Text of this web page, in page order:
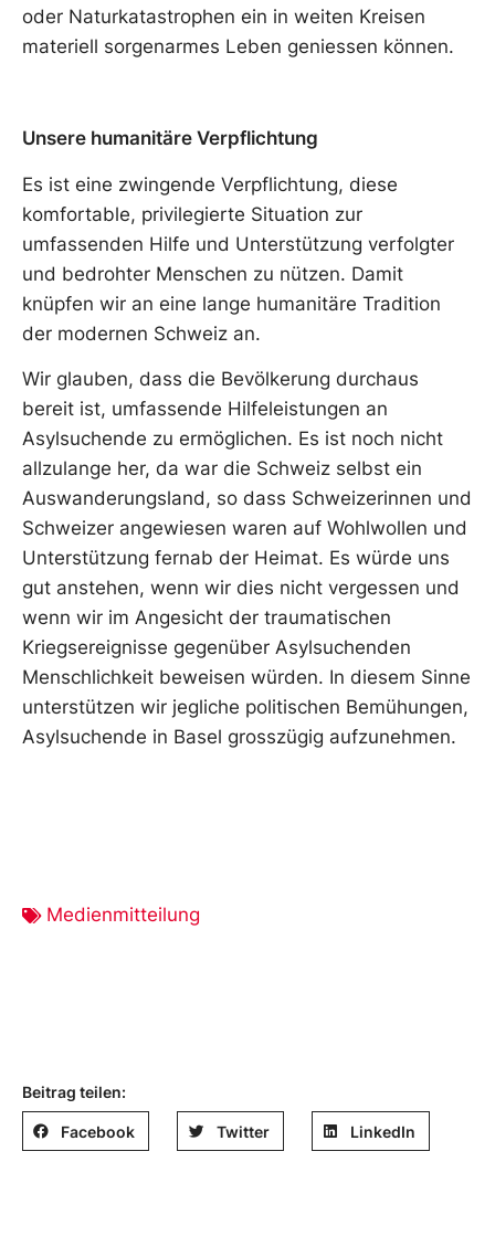
oder Naturkatastrophen ein in weiten Kreisen
materiell sorgenarmes Leben geniessen können.
Unsere humanitäre Verpflichtung
Es ist eine zwingende Verpflichtung, diese
komfortable, privilegierte Situation zur
umfassenden Hilfe und Unterstützung verfolgter
und bedrohter Menschen zu nützen. Damit
knüpfen wir an eine lange humanitäre Tradition
der modernen Schweiz an.
Wir glauben, dass die Bevölkerung durchaus
bereit ist, umfassende Hilfeleistungen an
Asylsuchende zu ermöglichen. Es ist noch nicht
allzulange her, da war die Schweiz selbst ein
Auswanderungsland, so dass Schweizerinnen und
Schweizer angewiesen waren auf Wohlwollen und
Unterstützung fernab der Heimat. Es würde uns
gut anstehen, wenn wir dies nicht vergessen und
wenn wir im Angesicht der traumatischen
Kriegsereignisse gegenüber Asylsuchenden
Menschlichkeit beweisen würden. In diesem Sinne
unterstützen wir jegliche politischen Bemühungen,
Asylsuchende in Basel grosszügig aufzunehmen.
Medienmitteilung
Beitrag teilen:
Facebook Twitter LinkedIn